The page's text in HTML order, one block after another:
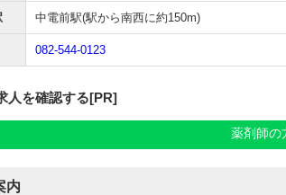
中電前駅(駅から南西に約150m)
082-544-0123
人を確認する[PR]
薬剤師の
内